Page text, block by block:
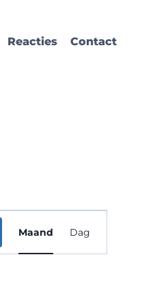
Reacties Contact
Maand Dag